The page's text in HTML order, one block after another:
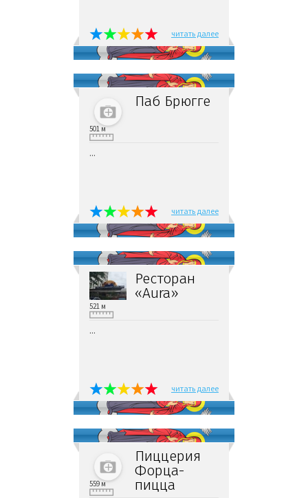
читать далее
Паб Брюгге
501 м
...
читать далее
Ресторан
«Aura»
521 м
...
читать далее
Пиццерия
Форца-
пицца
559 м